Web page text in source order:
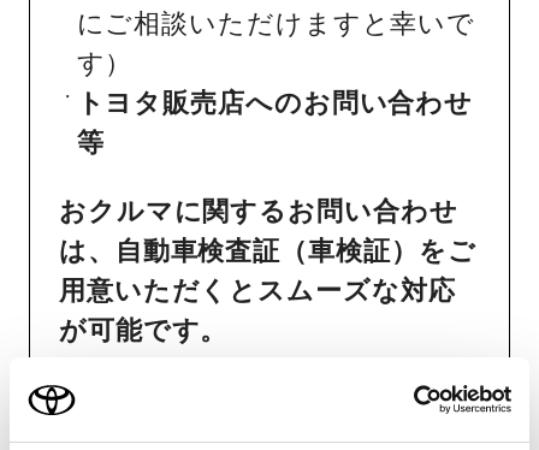
にご相談いただけますと幸いで
す）
トヨタ販売店へのお問い合わせ
等
おクルマに関するお問い合わせ
は、自動車検査証（車検証）をご
用意いただくとスムーズな対応
が可能です。